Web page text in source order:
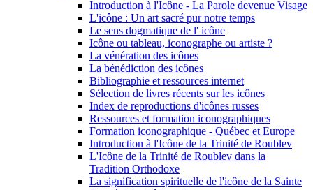
Introduction à l'Icône - La Parole devenue Visage
L'icône : Un art sacré pur notre temps
Le sens dogmatique de l' icône
Icône ou tableau, iconographe ou artiste ?
La vénération des icônes
La bénédiction des icônes
Bibliographie et ressources internet
Sélection de livres récents sur les icônes
Index de reproductions d'icônes russes
Ressources et formation iconographiques
Formation iconographique - Québec et Europe
Introduction à l'Icône de la Trinité de Roublev
L'Icône de la Trinité de Roublev dans la
Tradition Orthodoxe
La signification spirituelle de l'icône de la Sainte